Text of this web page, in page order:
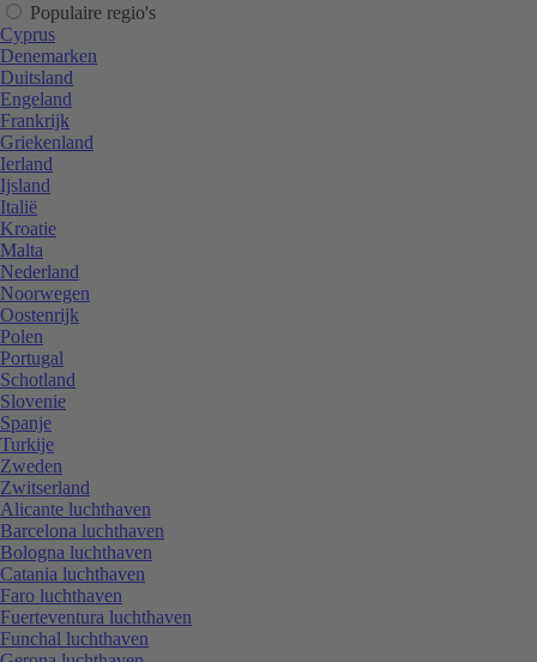
Populaire regio's
Cyprus
Denemarken
Duitsland
Engeland
Frankrijk
Griekenland
Ierland
Ijsland
Italië
Kroatie
Malta
Nederland
Noorwegen
Oostenrijk
Polen
Portugal
Schotland
Slovenie
Spanje
Turkije
Zweden
Zwitserland
Alicante luchthaven
Barcelona luchthaven
Bologna luchthaven
Catania luchthaven
Faro luchthaven
Fuerteventura luchthaven
Funchal luchthaven